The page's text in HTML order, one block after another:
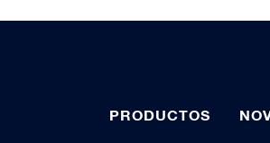
PRODUCTOS